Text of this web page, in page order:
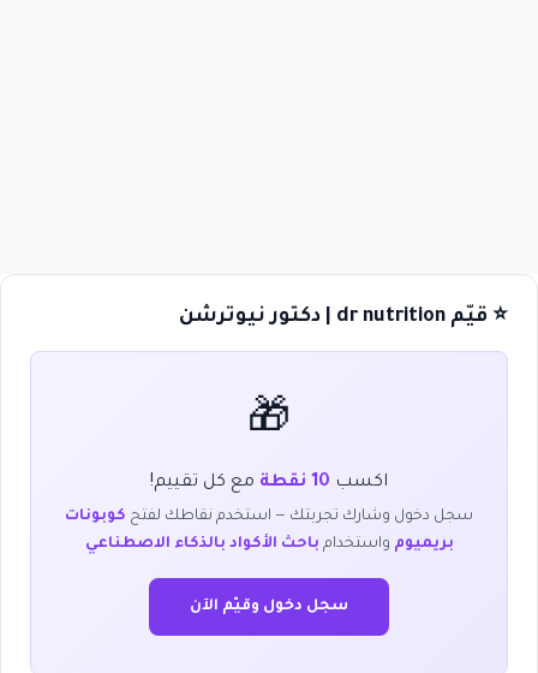
⭐ قيّم dr nutrition | دكتور نيوترشن
🎁
اكسب 10 نقطة مع كل تقييم!
سجل دخول وشارك تجربتك — استخدم نقاطك لفتح كوبونات
بريميوم واستخدام باحث الأكواد بالذكاء الاصطناعي
سجل دخول وقيّم الآن